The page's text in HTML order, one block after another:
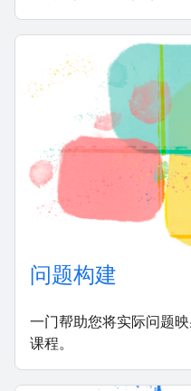
问题构建
一门帮助您将实际问题
课程。